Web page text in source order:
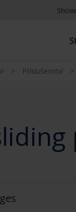
> Příslušenství >